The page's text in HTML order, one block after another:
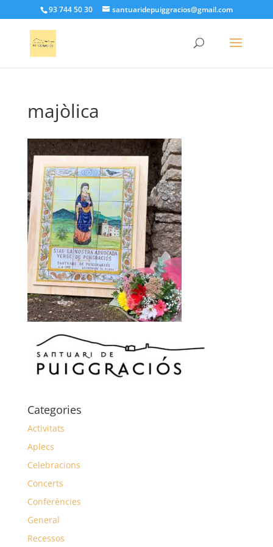
93 744 50 30 santuaridepuiggracios@gmail.com
majòlica
Categories
Activitats
Aplecs
Celebracions
Concerts
Conferències
General
Recessos